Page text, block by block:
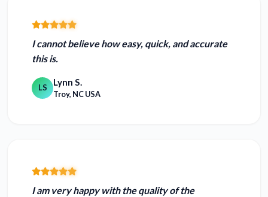
I cannot believe howeasy, quick, and accurate
this is.
LS Lynn S.
Troy, NC USA
I am very happy with the quality of the